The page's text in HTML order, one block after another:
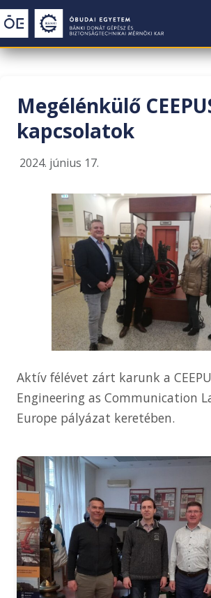
Megélénkülő
kapcsolatok
2024. június 17.
Aktív félévet zárt karunk a
Engineering as Communication
Europe pályázat keretében.